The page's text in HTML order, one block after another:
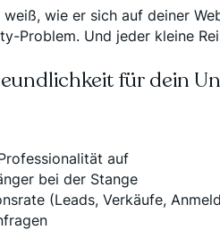
weiß, wie er sich auf deiner
Problem. Und jeder kleine
für dein
auf
bei der Stange
(Leads, Verkäufe,